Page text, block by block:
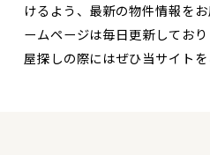
けるよう、最新の物件情報を
ームページは毎日更新してお
屋探しの際にはぜひ当サイトを